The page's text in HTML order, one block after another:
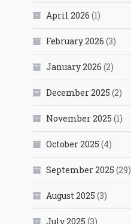
April 2026 (1)
February 2026 (3)
January 2026 (2)
December 2025 (2)
November 2025 (1)
October 2025 (4)
September 2025 (29)
August 2025 (3)
July 2025 (3)